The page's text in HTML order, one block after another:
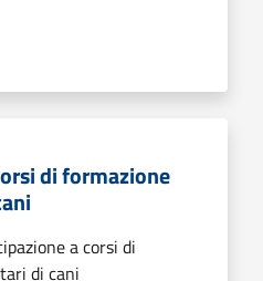
di formazione
a corsi di
di cani